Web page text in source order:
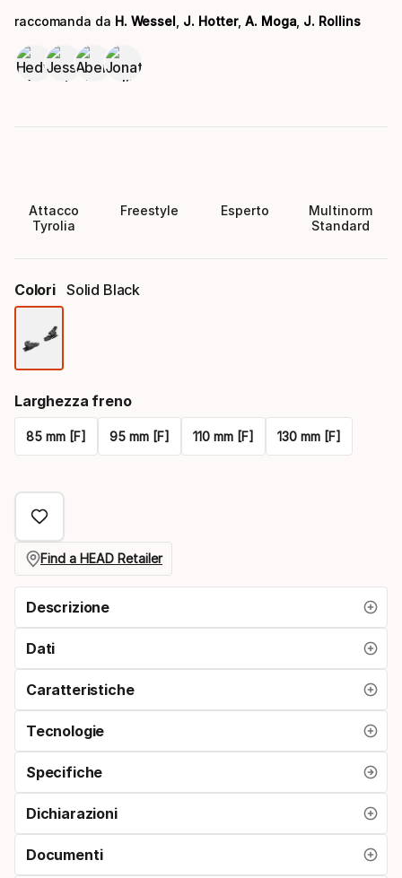
raccomanda da H. Wessel J. Hotter,A. Moga, J. Rollins
Attacco
Tyrolia
Freestyle Esperto
Multinorm
Standard
Colori Solid Black
Larghezza freno
85 mm [F] 95 mm [F] 110 mm [F] 130 mm [F]
select
option:
larghezza
freno
Find a HEAD Retailer
Descrizione
Dati
Caratteristiche
Tecnologie
Specifiche
Dichiarazioni
Documenti